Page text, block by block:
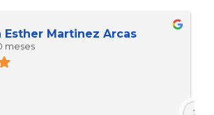
Esther Martinez Arcas
meses